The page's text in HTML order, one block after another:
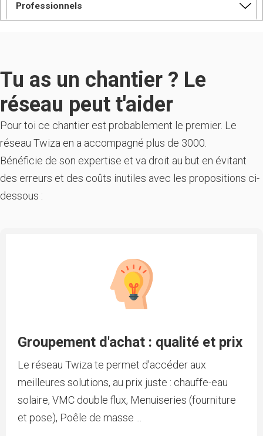
Professionnels
Tu as un chantier ? Le
réseau peut t'aider
Pour toi ce chantier est probablement le premier. Le
réseau Twiza en a accompagné plus de 3000.
Bénéficie de son expertise et va droit au but en évitant
des erreurs et des coûts inutiles avec les propositions ci-
dessous :
Groupement d'achat : qualité et prix
Le réseau Twiza te permet d'accéder aux
meilleures solutions, au prix juste : chauffe-eau
solaire, VMC double flux, Menuiseries (fourniture
et pose), Poêle de masse ...